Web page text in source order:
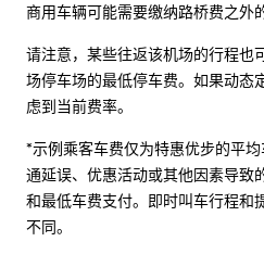
商用车辆可能需要缴纳路桥费之外
请注意，某些往返该机场的行程也
场停车场的最低停车费。如果动态
虑到当前费率。
*示例乘客车费仅为特惠优步的平
通延误、优惠活动或其他因素导致
和最低车费支付。即时叫车行程和
不同。